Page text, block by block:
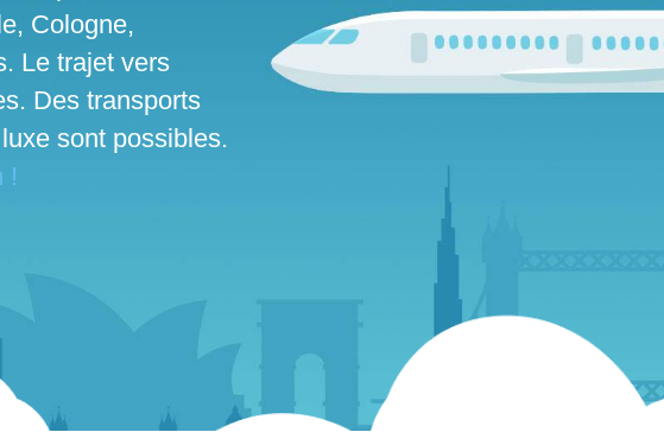
Cologne,
Le trajet vers
Des transports
sont possibles.
!